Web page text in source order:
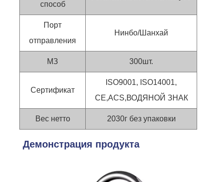
способ
Порт
отправления
Нинбо/Шанхай
МЗ 300шт.
Сертификат
ISO9001, ISO14001,
CE,ACS,ВОДЯНОЙ ЗНАК
Вес нетто 2030г без упаковки
Демонстрация продукта